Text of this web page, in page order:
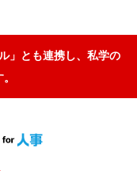
」とも連携し、私学の